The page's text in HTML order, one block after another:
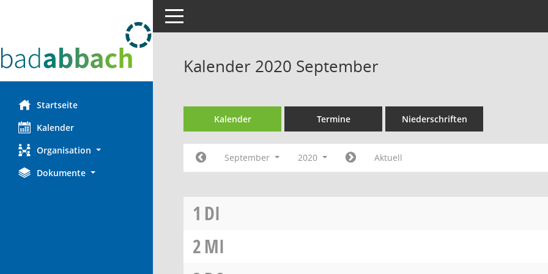
Startseite
Kalender
Organisation
Dokumente
Toggle navigation
Kalender 2020 September
Kalender Termine Niederschriften
September 2020 Aktuell
1 DI
2MI